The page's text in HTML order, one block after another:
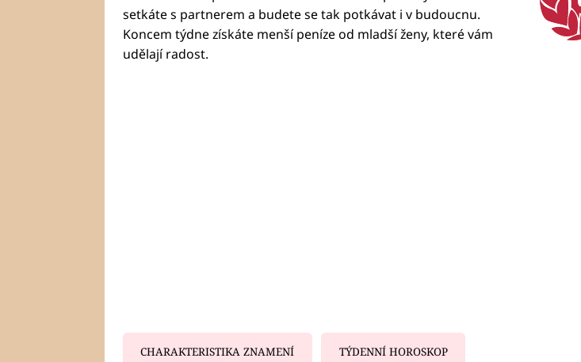
setkáte s partnerem a budete se tak potkávat i v budoucnu.
Koncem týdne získáte menší peníze od mladší ženy, které vám
udělají radost.
CHARAKTERISTIKA ZNAMENÍ TÝDENNÍ HOROSKOP